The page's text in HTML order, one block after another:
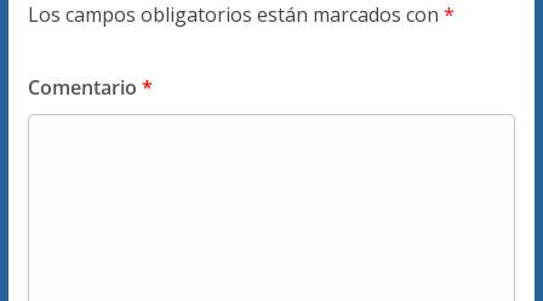
Los campos obligatorios están marcados con *
Comentario *